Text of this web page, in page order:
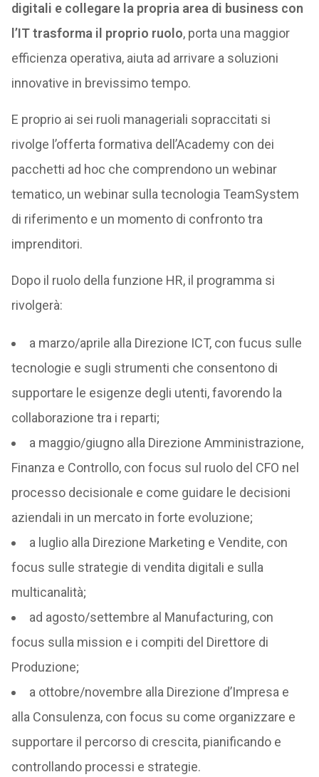
digitali e collegare la propria area di business con
l’IT trasforma il proprio ruolo, porta una maggior
efficienza operativa, aiuta ad arrivare a soluzioni
innovative in brevissimo tempo.
E proprio ai sei ruoli manageriali sopraccitati si
rivolge l’offerta formativa dell’Academy con dei
pacchetti ad hoc che comprendono un webinar
tematico, un webinar sulla tecnologia TeamSystem
di riferimento e un momento di confronto tra
imprenditori.
Dopo il ruolo della funzione HR, il programma si
rivolgerà:
a marzo/aprile alla Direzione ICT, con fucus sulle
tecnologie e sugli strumenti che consentono di
supportare le esigenze degli utenti, favorendo la
collaborazione tra i reparti;
a maggio/giugno alla Direzione Amministrazione,
Finanza e Controllo, con focus sul ruolo del CFO nel
processo decisionale e come guidare le decisioni
aziendali in un mercato in forte evoluzione;
a luglio alla Direzione Marketing e Vendite, con
focus sulle strategie di vendita digitali e sulla
multicanalità;
ad agosto/settembre al Manufacturing, con
focus sulla mission e i compiti del Direttore di
Produzione;
a ottobre/novembre alla Direzione d’Impresa e
alla Consulenza, con focus su come organizzare e
supportare il percorso di crescita, pianificando e
controllando processi e strategie.